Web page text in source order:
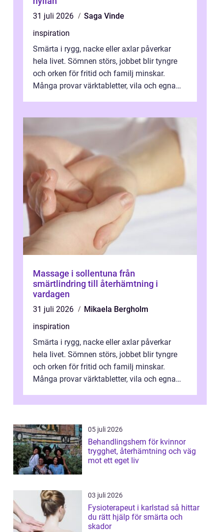
31 juli 2026
Saga Vinde
inspiration
Smärta i rygg, nacke eller axlar påverkar
hela livet. Sömnen störs, jobbet blir tyngre
och orken för fritid och familj minskar.
Många provar värktabletter, vila och egna
Massage i sollentuna från
smärtlindring till återhämtning i
vardagen
31 juli 2026
Mikaela Bergholm
inspiration
Smärta i rygg, nacke eller axlar påverkar
hela livet. Sömnen störs, jobbet blir tyngre
och orken för fritid och familj minskar.
Många provar värktabletter, vila och egna
05 juli 2026
Behandlingshem för kvinnor
trygghet, återhämtning och väg
mot ett eget liv
03 juli 2026
Fysioterapeut i karlstad så hittar
du rätt hjälp för smärta och
skador